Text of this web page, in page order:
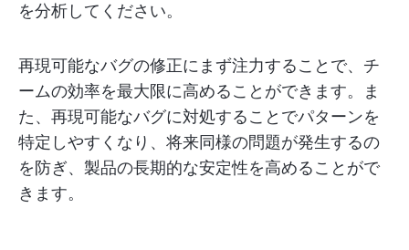
を分析してください。
再現可能なバグの修正にまず注力することで、チ
ームの効率を最大限に高めることができます。ま
た、再現可能なバグに対処することでパターンを
特定しやすくなり、将来同様の問題が発生するの
を防ぎ、製品の長期的な安定性を高めることがで
きます。